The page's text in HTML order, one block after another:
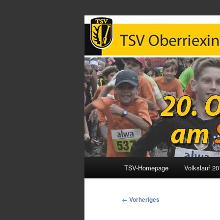
Zum
TSV-Homepage Volkslauf
Bilder-
← Vorheriges